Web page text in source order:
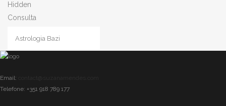
Email:
Telefone: +351 918 789 177
Hidden
Consulta